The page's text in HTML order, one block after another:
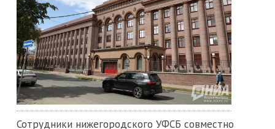
Сотрудники нижегородского УФСБ совместно